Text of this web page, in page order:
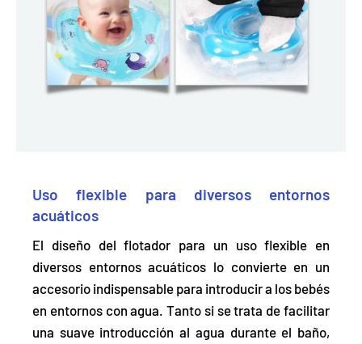
Uso flexible para diversos entornos
acuáticos
El diseño del flotador para un uso flexible en
diversos entornos acuáticos lo convierte en un
accesorio indispensable para introducir a los bebés
en entornos con agua. Tanto si se trata de facilitar
una suave introducción al agua durante el baño,